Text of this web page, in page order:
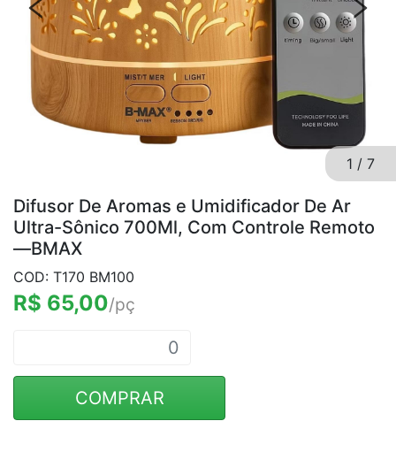
1 / 7
Difusor De Aromas e Umidificador De Ar
Ultra-Sônico 700Ml, Com Controle Remoto
—BMAX
COD: T170 BM100
R$ 65,00/pç
COMPRAR